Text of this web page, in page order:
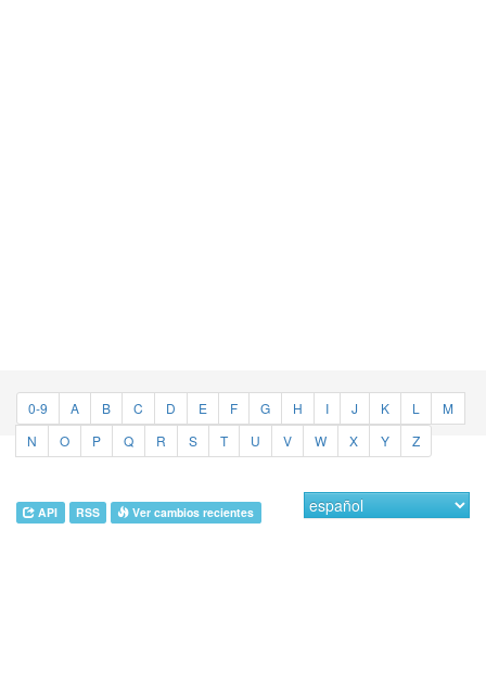
0-9 A B C D E F G H I J K L
M
N
O P Q R S T U V W X Y Z
API RSS Ver cambios recientes